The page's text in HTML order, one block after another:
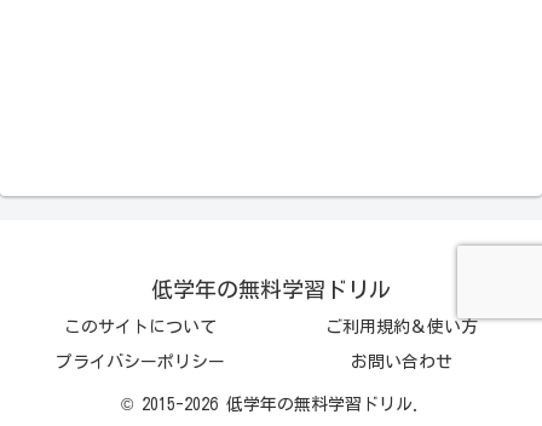
低学年の無料学習ドリル
このサイトについて ご利用規約＆使い方
プライバシーポリシー お問い合わせ
© 2015-2026 低学年の無料学習ドリル.